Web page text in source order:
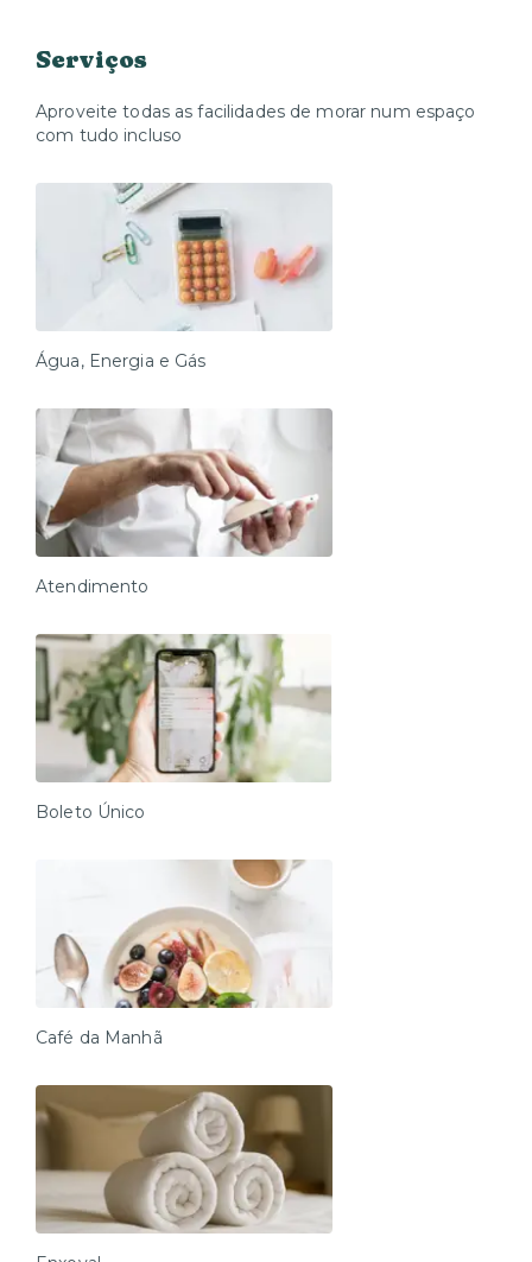
Serviços
Aproveite todas as facilidades de morar num espaço
com tudo incluso
Água, Energia e Gás
Atendimento
Boleto Único
Café da Manhã